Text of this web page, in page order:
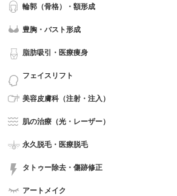
輪郭（骨格）・額形成
豊胸・バスト形成
脂肪吸引・医療痩身
フェイスリフト
美容皮膚科（注射・注入）
肌の治療（光・レーザー）
永久脱毛・医療脱毛
タトゥー除去・傷跡修正
アートメイク